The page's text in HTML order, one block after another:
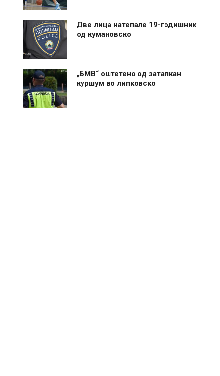
Две лица натепале 19-годишник
од кумановско
„БМВ“ оштетено од заталкан
куршум во липковско